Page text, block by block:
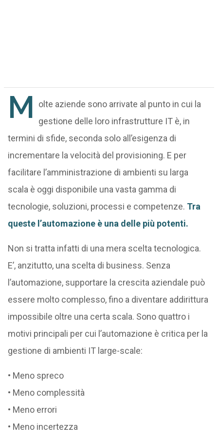
M
olte aziende sono arrivate al punto in cui la
gestione delle loro infrastrutture IT è, in
termini di sfide, seconda solo all’esigenza di
incrementare la velocità del provisioning. E per
facilitare l’amministrazione di ambienti su larga
scala è oggi disponibile una vasta gamma di
tecnologie, soluzioni, processi e competenze. Tra
queste l’automazione è una delle più potenti.
Non si tratta infatti di una mera scelta tecnologica.
E’, anzitutto, una scelta di business. Senza
l’automazione, supportare la crescita aziendale può
essere molto complesso, fino a diventare addirittura
impossibile oltre una certa scala. Sono quattro i
motivi principali per cui l’automazione è critica per la
gestione di ambienti IT large-scale:
• Meno spreco
• Meno complessità
• Meno errori
• Meno incertezza